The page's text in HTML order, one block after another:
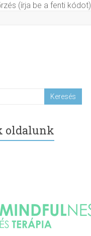
(írja be a fenti kódot)
oldalunk